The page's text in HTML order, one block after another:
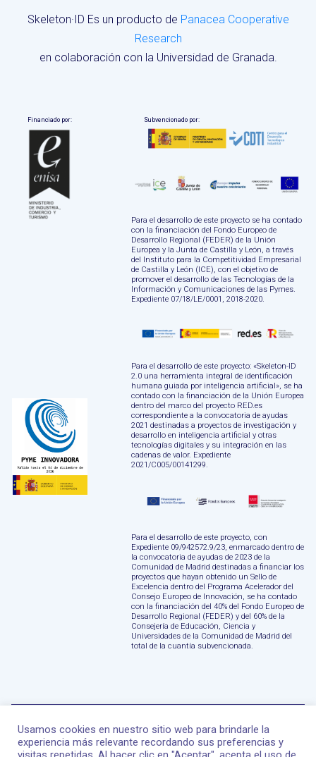
Skeleton·ID Es un producto de Panacea Cooperative
Research
en colaboración con la Universidad de Granada.
Financiado por: Subvencionado por:
Para el desarrollo de este proyecto se ha contado
con la financiación del Fondo Europeo de
Desarrollo Regional (FEDER) de la Unión
Europea y la Junta de Castilla y León, a través
del Instituto para la Competitividad Empresarial
de Castilla y León (ICE), con el objetivo de
promover el desarrollo de las Tecnologías de la
Información y Comunicaciones de las Pymes.
Expediente 07/18/LE/0001, 2018-2020.
Para el desarrollo de este proyecto: «Skeleton-ID
2.0 una herramienta integral de identificación
humana guiada por inteligencia artificial», se ha
contado con la financiación de la Unión Europea
dentro del marco del proyecto RED.es
correspondiente a la convocatoria de ayudas
2021 destinadas a proyectos de investigación y
desarrollo en inteligencia artificial y otras
tecnologías digitales y su integración en las
cadenas de valor. Expediente
2021/C005/00141299.
Para el desarrollo de este proyecto, con
Expediente 09/942572.9/23, enmarcado dentro de
la convocatoria de ayudas de 2023 de la
Comunidad de Madrid destinadas a financiar los
proyectos que hayan obtenido un Sello de
Excelencia dentro del Programa Acelerador del
Consejo Europeo de Innovación, se ha contado
con la financiación del 40% del Fondo Europeo de
Desarrollo Regional (FEDER) y del 60% de la
Consejería de Educación, Ciencia y
Universidades de la Comunidad de Madrid del
total de la cuantía subvencionada.
Usamos cookies en nuestro sitio web para brindarle la
experiencia más relevante recordando sus preferencias y